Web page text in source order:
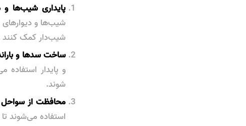
پایداری شیب‌ها و
شیب‌ها و
شیب‌دار کمک کنند
ساخت سدها و
و پایدار
شوند.
محافظت از سواحل
استفاده می‌شوند